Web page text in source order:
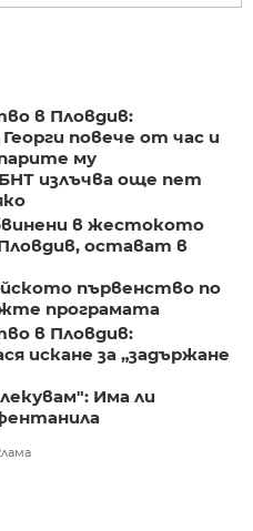
в Пловдив:
повече от час и
му
излъчва още пет
в жестокото
остават в
първенство по
програмата
в Пловдив:
искане за „задържане
Има ли